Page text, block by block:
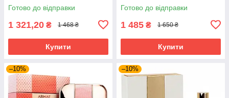
Готово до відправки
1 321,20 ₴ 1 468 ₴
Купити
Готово до відправки
1 485 ₴ 1 650 ₴
Купити
–10% –10%